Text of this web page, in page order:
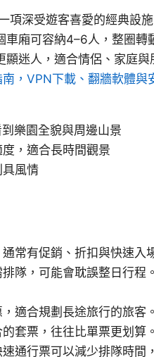
項深受遊客喜愛的經典設
廂可容納4–6人，整圈轉
迷人，適合情侶、家庭與
，VPN下載、翻牆軟體與
樂園全貌與周邊山景
，適合長時間觀景
風情
常有促銷、折扣與快速入
隊，可能會耽誤整日行程。
適合規劃長途旅行的旅客。
套票，往往比單票更划算。
通行票可以減少排隊時間